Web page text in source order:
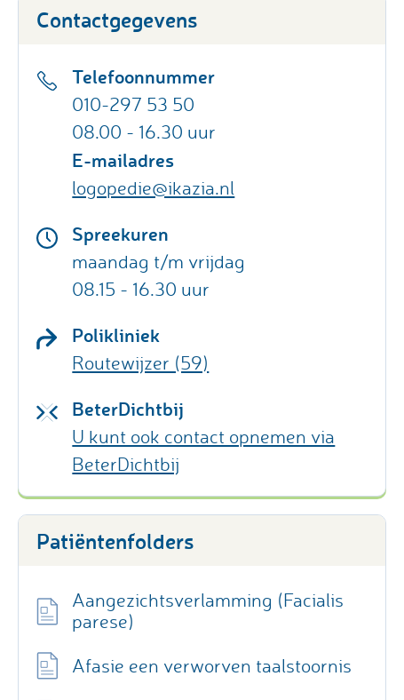
Contactgegevens
Telefoonnummer
010-297 53 50
08.00 - 16.30 uur
E-mailadres
logopedie@ikazia.nl
Spreekuren
maandag t/m vrijdag
08.15 - 16.30 uur
Polikliniek
Routewijzer (59)
BeterDichtbij
U kunt ook contact opnemen via
BeterDichtbij
Patiëntenfolders
Aangezichtsverlamming (Facialis
parese)
Afasie een verworven taalstoornis